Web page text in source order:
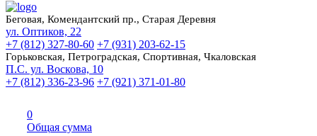
Беговая, Комендантский пр., Старая Деревня
ул. Оптиков, 22
+7 (812) 327-80-60 +7 (931) 203-62-15
Горьковская, Петроградская, Спортивная, Чкаловская
П.С. ул. Воскова, 10
+7 (812) 336-23-96 +7 (921) 371-01-80
0
Общая сумма